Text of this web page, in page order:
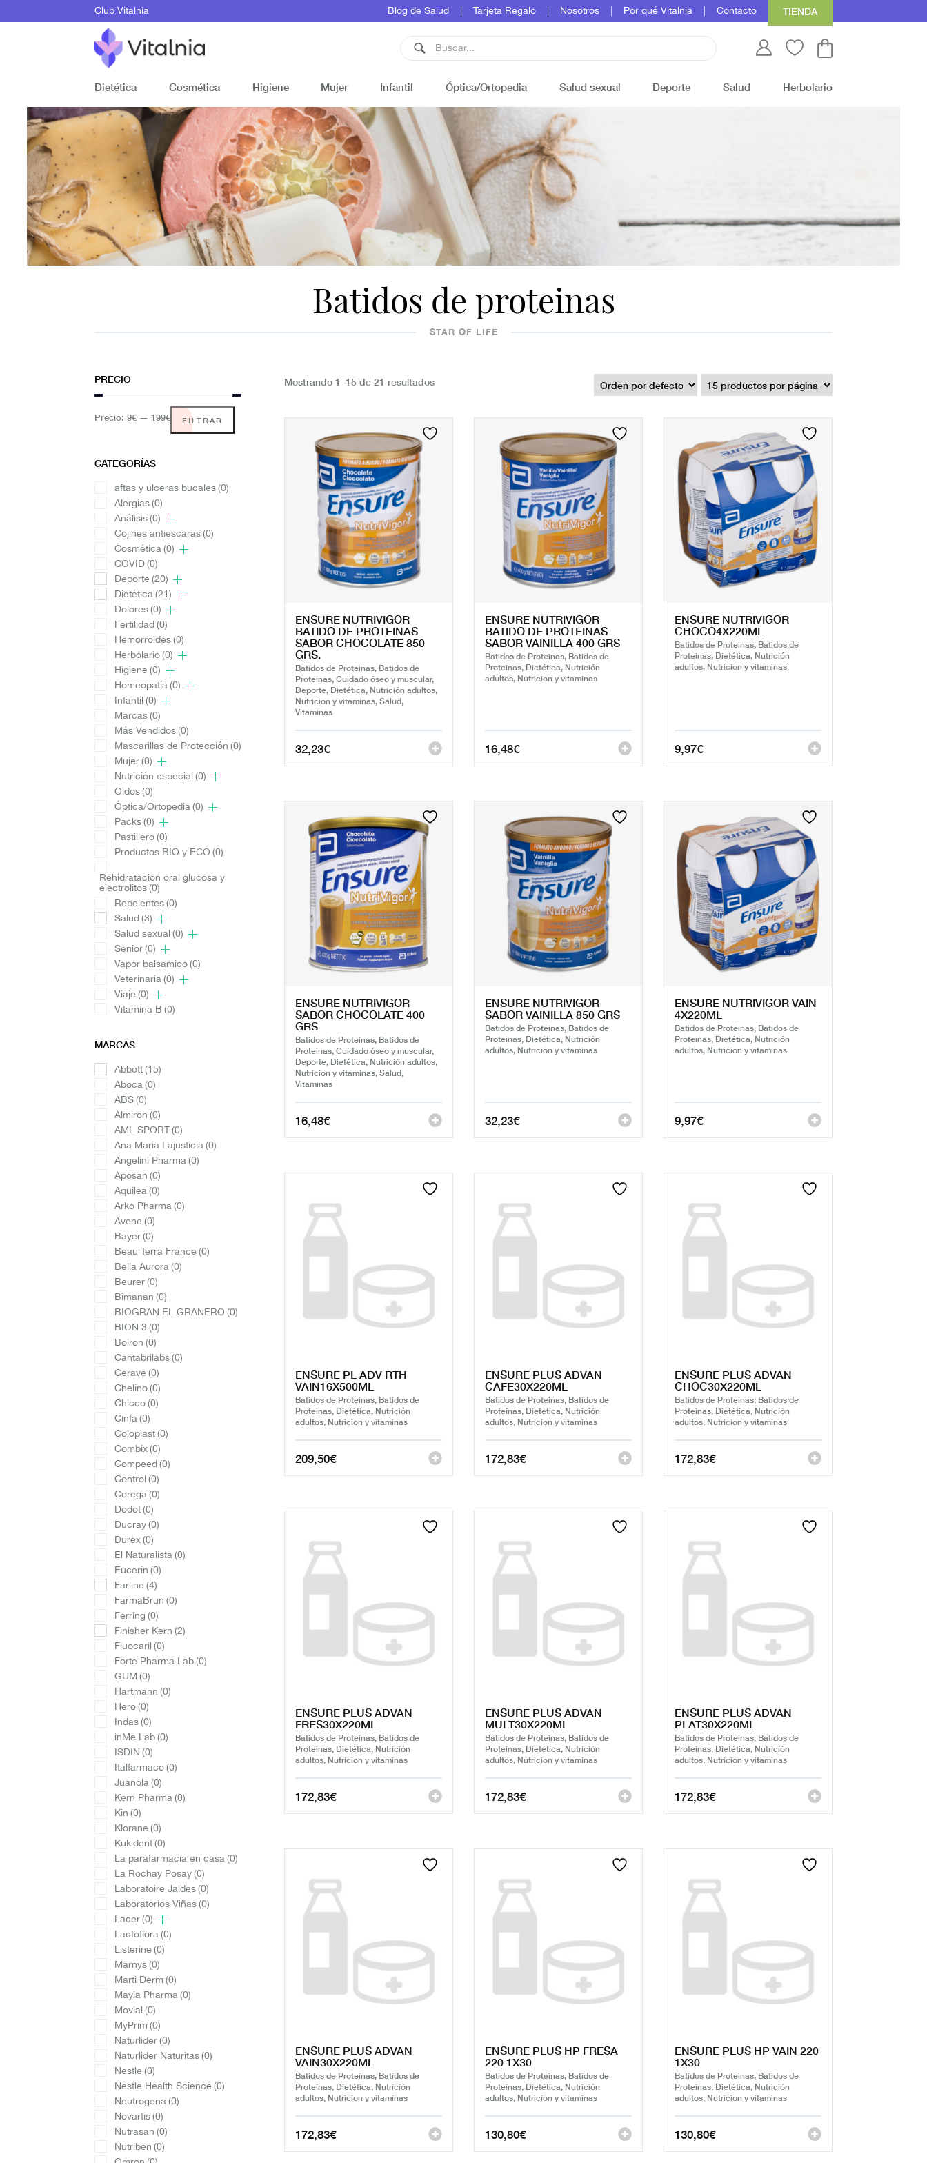
Club Vitalnia Blog de Salud Tarjeta Regalo Nosotros Por qué Vitalnia Contacto TIENDA
Dietética Cosmética Higiene Mujer Infantil Óptica/Ortopedia Salud sexual Deporte Salud Herbolario
Batidos de proteinas
STAR OF LIFE
PRECIO
FILTRAR
Precio: 9€ — 199€
CATEGORÍAS
aftas y ulceras bucales(0)
Alergias(0)
Análisis(0)
Cojines antiescaras(0)
Cosmética(0)
COVID(0)
Deporte(20)
Dietética(21)
Dolores(0)
Fertilidad(0)
Hemorroides(0)
Herbolario(0)
Higiene(0)
Homeopatía(0)
Infantil(0)
Marcas(0)
Más Vendidos(0)
Mascarillas de Protección(0)
Mujer(0)
Nutrición especial(0)
Oidos(0)
Óptica/Ortopedia(0)
Packs(0)
Pastillero(0)
Productos BIO y ECO(0)
Rehidratacion oral glucosa y
electrolitos(0)
Repelentes(0)
Salud(3)
Salud sexual(0)
Senior(0)
Vapor balsamico(0)
Veterinaria(0)
Viaje(0)
Vitamina B(0)
MARCAS
Abbott(15)
Aboca(0)
ABS(0)
Almiron(0)
AML SPORT(0)
Ana Maria Lajusticia(0)
Angelini Pharma(0)
Aposan(0)
Aquilea(0)
Arko Pharma(0)
Avene(0)
Bayer(0)
Beau Terra France(0)
Bella Aurora(0)
Beurer(0)
Bimanan(0)
BIOGRAN EL GRANERO(0)
BION 3(0)
Boiron(0)
Cantabrilabs(0)
Cerave(0)
Chelino(0)
Chicco(0)
Cinfa(0)
Coloplast(0)
Combix(0)
Compeed(0)
Control(0)
Corega(0)
Dodot(0)
Ducray(0)
Durex(0)
El Naturalista(0)
Eucerin(0)
Farline(4)
FarmaBrun(0)
Ferring(0)
Finisher Kern(2)
Fluocaril(0)
Forte Pharma Lab(0)
GUM(0)
Hartmann(0)
Hero(0)
Indas(0)
inMe Lab(0)
ISDIN(0)
Italfarmaco(0)
Juanola(0)
Kern Pharma(0)
Kin(0)
Klorane(0)
Kukident(0)
La parafarmacia en casa(0)
La Rochay Posay(0)
Laboratoire Jaldes(0)
Laboratorios Viñas(0)
Lacer(0)
Lactoflora(0)
Listerine(0)
Marnys(0)
Marti Derm(0)
Mayla Pharma(0)
Movial(0)
MyPrim(0)
Naturlider(0)
Naturlider Naturitas(0)
Nestle(0)
Nestle Health Science(0)
Neutrogena(0)
Novartis(0)
Nutrasan(0)
Nutriben(0)
Mostrando 1–15 de 21 resultados
ENSURE NUTRIVIGOR
BATIDO DE PROTEINAS
SABOR CHOCOLATE 850
GRS.
Batidos de Proteinas, Batidos de
Proteinas, Cuidado óseo y muscular,
Deporte, Dietética, Nutrición adultos,
Nutricion y vitaminas, Salud,
Vitaminas
32,23€
ENSURE NUTRIVIGOR
BATIDO DE PROTEINAS
SABOR VAINILLA 400 GRS
Batidos de Proteinas, Batidos de
Proteinas, Dietética, Nutrición
adultos, Nutricion y vitaminas
16,48€
ENSURE NUTRIVIGOR
CHOCO4X220ML
Batidos de Proteinas, Batidos de
Proteinas, Dietética, Nutrición
adultos, Nutricion y vitaminas
9,97€
ENSURE NUTRIVIGOR
SABOR CHOCOLATE 400
GRS
Batidos de Proteinas, Batidos de
Proteinas, Cuidado óseo y muscular,
Deporte, Dietética, Nutrición adultos,
Nutricion y vitaminas, Salud,
Vitaminas
16,48€
ENSURE NUTRIVIGOR
SABOR VAINILLA 850 GRS
Batidos de Proteinas, Batidos de
Proteinas, Dietética, Nutrición
adultos, Nutricion y vitaminas
32,23€
ENSURE NUTRIVIGOR VAIN
4X220ML
Batidos de Proteinas, Batidos de
Proteinas, Dietética, Nutrición
adultos, Nutricion y vitaminas
9,97€
ENSURE PL ADV RTH
VAIN16X500ML
Batidos de Proteinas, Batidos de
Proteinas, Dietética, Nutrición
adultos, Nutricion y vitaminas
209,50€
ENSURE PLUS ADVAN
CAFE30X220ML
Batidos de Proteinas, Batidos de
Proteinas, Dietética, Nutrición
adultos, Nutricion y vitaminas
172,83€
ENSURE PLUS ADVAN
CHOC30X220ML
Batidos de Proteinas, Batidos de
Proteinas, Dietética, Nutrición
adultos, Nutricion y vitaminas
172,83€
ENSURE PLUS ADVAN
FRES30X220ML
Batidos de Proteinas, Batidos de
Proteinas, Dietética, Nutrición
adultos, Nutricion y vitaminas
172,83€
ENSURE PLUS ADVAN
MULT30X220ML
Batidos de Proteinas, Batidos de
Proteinas, Dietética, Nutrición
adultos, Nutricion y vitaminas
172,83€
ENSURE PLUS ADVAN
PLAT30X220ML
Batidos de Proteinas, Batidos de
Proteinas, Dietética, Nutrición
adultos, Nutricion y vitaminas
172,83€
ENSURE PLUS ADVAN
VAIN30X220ML
Batidos de Proteinas, Batidos de
Proteinas, Dietética, Nutrición
adultos, Nutricion y vitaminas
172,83€
ENSURE PLUS HP FRESA
220 1X30
Batidos de Proteinas, Batidos de
Proteinas, Dietética, Nutrición
adultos, Nutricion y vitaminas
130,80€
ENSURE PLUS HP VAIN 220
1X30
Batidos de Proteinas, Batidos de
Proteinas, Dietética, Nutrición
adultos, Nutricion y vitaminas
130,80€